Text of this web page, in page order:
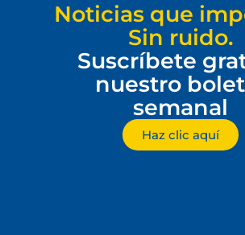
Noticias que
Sin ruido.
Suscríbete
nuestro
semanal
Haz clic aquí